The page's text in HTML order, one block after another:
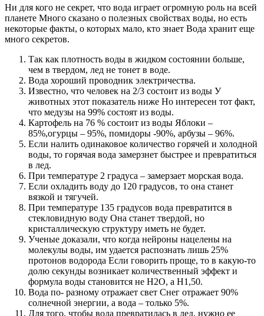
Ни для кого не секрет, что вода играет огромную роль на всей
планете Много сказано о полезных свойствах воды, но есть
некоторые факты, о которых мало, кто знает Вода хранит еще
много секретов.
Так как плотность воды в жидком состоянии больше,
чем в твердом, лед не тонет в воде.
Вода хороший проводник электричества.
Известно, что человек на 2/3 состоит из воды У
животных этот показатель ниже Но интересен тот факт,
что медузы на 99% состоят из воды.
Картофель на 76 % состоит из воды Яблоки –
85%,огурцы – 95%, помидоры -90%, арбузы – 96%.
Если налить одинаковое количество горячей и холодной
воды, то горячая вода замерзнет быстрее и превратиться
в лед.
При температуре 2 градуса – замерзает морская вода.
Если охладить воду до 120 градусов, то она станет
вязкой и тягучей.
При температуре 135 градусов вода превратится в
стекловидную воду Она станет твердой, но
кристаллическую структуру иметь не будет.
Ученые доказали, что когда нейроны нацелены на
молекулы воды, им удается распознать лишь 25%
протонов водорода Если говорить проще, то в какую-то
долю секунды возникает количественный эффект и
формула воды становится не Н2О, а Н1,50.
Вода по- разному отражает свет Снег отражает 90%
солнечной энергии, а вода – только 5%.
Для того, чтобы вода превратилась в лед, нужно ее